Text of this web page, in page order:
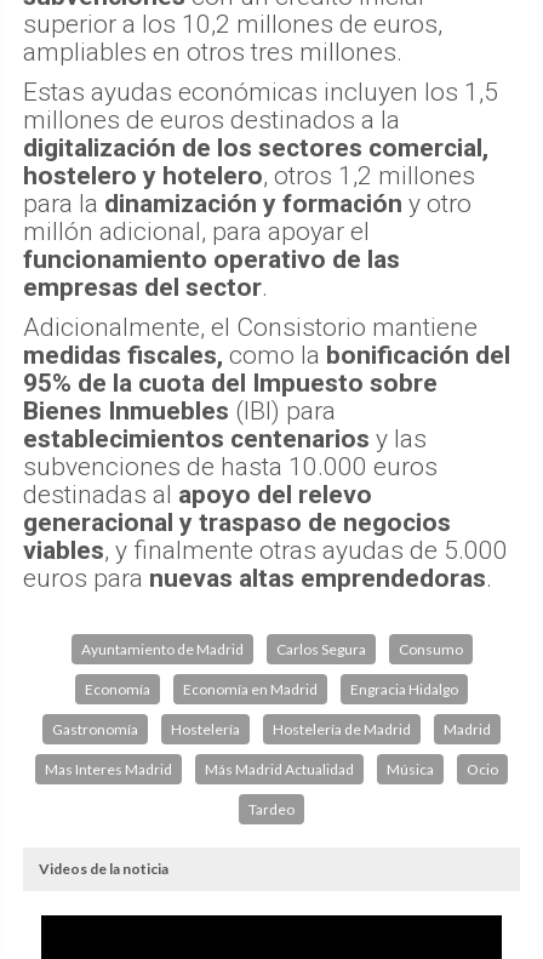
superior a los 10,2 millones de euros,
ampliables en otros tres millones.
Estas ayudas económicas incluyen los 1,5
millones de euros destinados a la
digitalización de los sectores comercial,
hostelero y hotelero, otros 1,2 millones
para la dinamización y formación y otro
millón adicional, para apoyar el
funcionamiento operativo de las
empresas del sector.
Adicionalmente, el Consistorio mantiene
medidas fiscales, como la bonificación del
95% de la cuota del Impuesto sobre
Bienes Inmuebles (IBI) para
establecimientos centenarios y las
subvenciones de hasta 10.000 euros
destinadas al apoyo del relevo
generacional y traspaso de negocios
viables, y finalmente otras ayudas de 5.000
euros para nuevas altas emprendedoras.
Ayuntamiento de Madrid Carlos Segura Consumo
Economía Economía en Madrid Engracia Hidalgo
Gastronomía Hostelería Hostelería de Madrid Madrid
Mas Interes Madrid Más Madrid Actualidad Música Ocio
Tardeo
Videos de la noticia